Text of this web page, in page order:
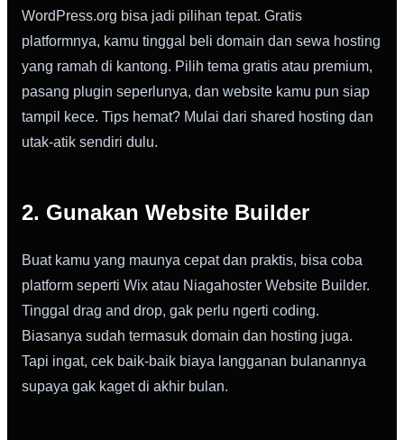
WordPress.org bisa jadi pilihan tepat. Gratis
platformnya, kamu tinggal beli domain dan sewa hosting
yang ramah di kantong. Pilih tema gratis atau premium,
pasang plugin seperlunya, dan website kamu pun siap
tampil kece. Tips hemat? Mulai dari shared hosting dan
utak-atik sendiri dulu.
2. Gunakan Website Builder
Buat kamu yang maunya cepat dan praktis, bisa coba
platform seperti Wix atau Niagahoster Website Builder.
Tinggal drag and drop, gak perlu ngerti coding.
Biasanya sudah termasuk domain dan hosting juga.
Tapi ingat, cek baik-baik biaya langganan bulanannya
supaya gak kaget di akhir bulan.